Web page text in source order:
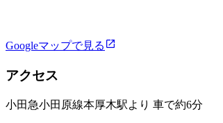
Googleマップで見る
アクセス
小田急小田原線本厚木駅より 車で約6分